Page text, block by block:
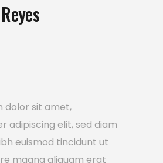
dolor sit amet,
adipiscing elit, sed diam
euismod tincidunt ut
magna aliquam erat